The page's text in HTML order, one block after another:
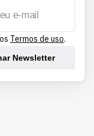
Termos de uso.
Newsletter